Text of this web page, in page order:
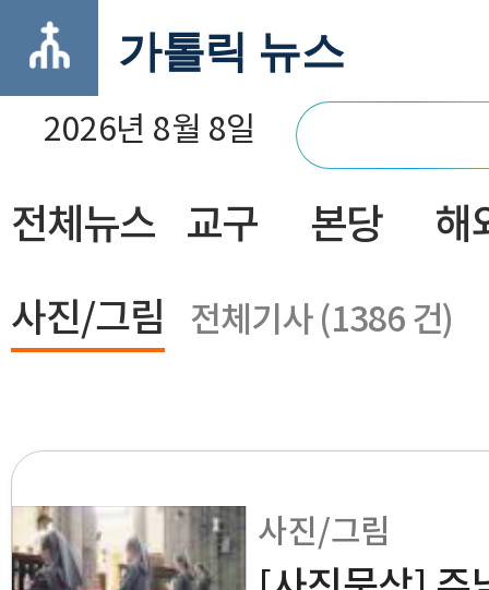
가톨릭 뉴스
2026년 8월 8일
닫기
전체뉴스 교구 본당 해
사진/그림 전체기사 (1386 건)
사진/그림